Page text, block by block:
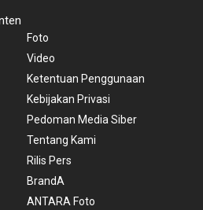
Foto
Video
Ketentuan Penggunaan
Kebijakan Privasi
Pedoman Media Siber
Tentang Kami
Rilis Pers
BrandA
ANTARA Foto